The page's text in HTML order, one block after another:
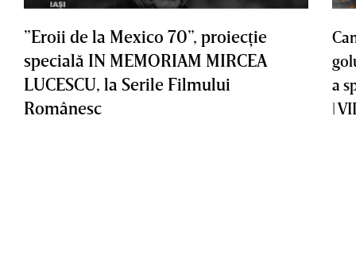
”Eroii de la Mexico 70”, proiecţie
specială IN MEMORIAM MIRCEA
LUCESCU, la Serile Filmului
Românesc
a
|